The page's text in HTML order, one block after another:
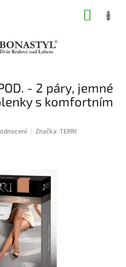
- 2 páry, jemné
s komfortním
Značka: TERRI